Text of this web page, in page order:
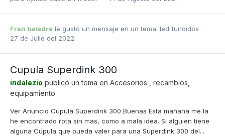
Fran baladre le gustó un mensaje en un tema: led fundidos
27 de Julio del 2022
Cupula Superdink 300
indalezio publicó un tema en Accesorios , recambios,
equipamiento
Ver Anuncio Cupula Superdink 300 Buenas Esta mañana me la
he encontrado rota sin mas, como a mala idea. Si alguien tiene
alguna Cúpula que pueda valer para una Superdink 300 del...